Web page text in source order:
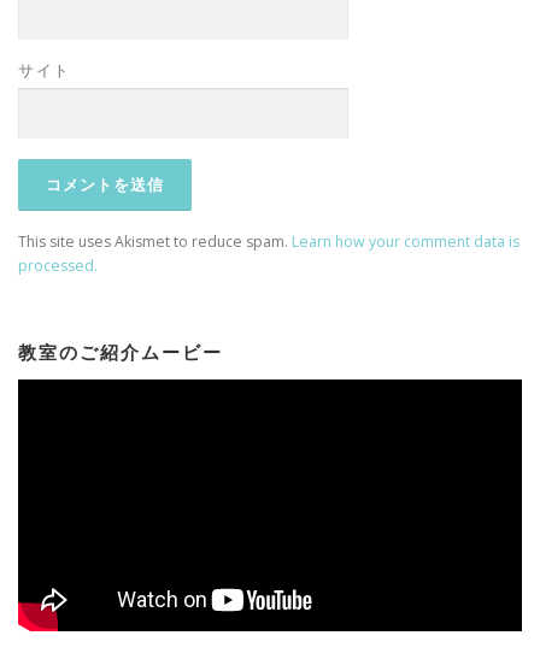
サイト
This site uses Akismet to reduce spam. Learn how your comment data is
processed.
教室のご紹介ムービー